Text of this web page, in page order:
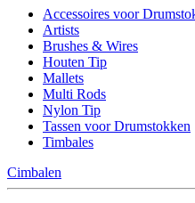
Accessoires voor
Artists
Brushes & Wires
Houten Tip
Mallets
Multi Rods
Nylon Tip
Tassen voor Drumstokken
Timbales
Cimbalen